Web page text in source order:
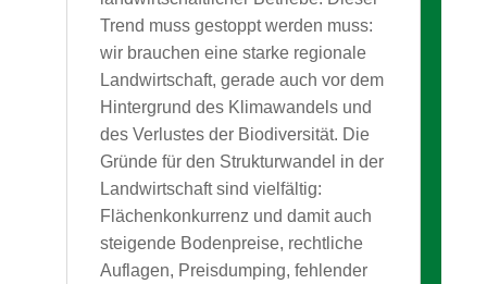
Trend muss gestoppt werden muss:
wir brauchen eine starke regionale
Landwirtschaft, gerade auch vor dem
Hintergrund des Klimawandels und
des Verlustes der Biodiversität. Die
Gründe für den Strukturwandel in der
Landwirtschaft sind vielfältig:
Flächenkonkurrenz und damit auch
steigende Bodenpreise, rechtliche
Auflagen, Preisdumping, fehlender